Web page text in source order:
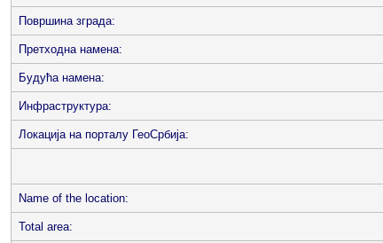
Површина зграда:
Претходна намена:
Будућа намена:
Инфраструктура:
Локација на порталу ГеоСрбија:
Name of the location:
Total area: